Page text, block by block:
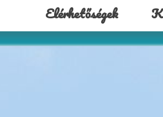
Elérhetőségek